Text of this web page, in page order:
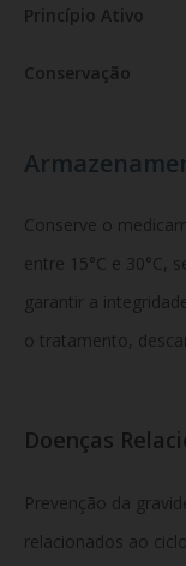
Princípio Ativo
Conservação
Conserve o
entre 15°C e 30°C,
garantir a
o tratamento,
Doenças
Prevenção da
relacionados ao